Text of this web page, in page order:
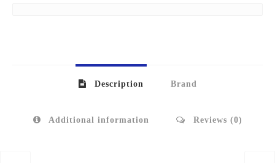
Description Brand
Additional information Reviews (0)